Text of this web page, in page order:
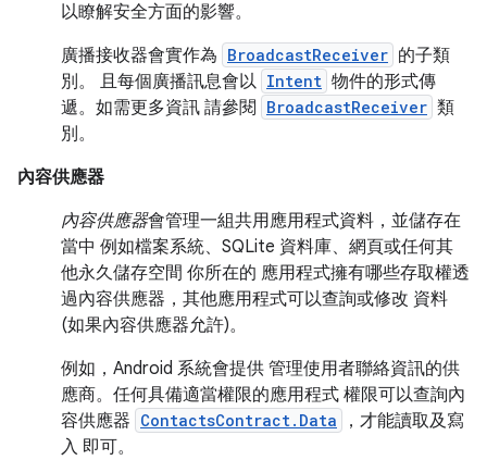
以瞭解安全方面的影響。
廣播接收器會實作為 BroadcastReceiver 的子類
別。 且每個廣播訊息會以 Intent 物件的形式傳
遞。如需更多資訊 請參閱
BroadcastReceiver 類
別。
內容供應器
內容供應器會管理一組共用應用程式資料，並儲存在
當中 例如檔案系統、SQLite 資料庫、網頁或任何其
他永久儲存空間 你所在的 應用程式擁有哪些存取權透
過內容供應器，其他應用程式可以查詢或修改 資料
(如果內容供應器允許)。
例如，Android 系統會提供 管理使用者聯絡資訊的供
應商。任何具備適當權限的應用程式 權限可以查詢內
容供應器 ContactsContract.Data
，才能讀取及寫
入 即可。